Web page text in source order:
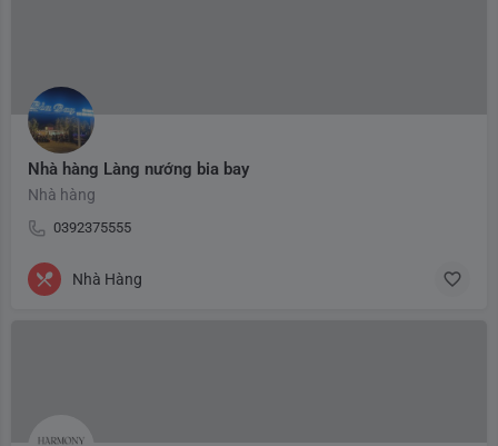
Nhà hàng Làng nướng bia bay
Nhà hàng
0392375555
Nhà Hàng